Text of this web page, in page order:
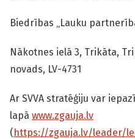
Biedrības „Lauku
Nākotnes ielā 3, Trikāta,
novads, LV-4731
Ar SVVA stratēģiju var
lapā www.zgauja.lv
(https://zgauja.lv/leader/